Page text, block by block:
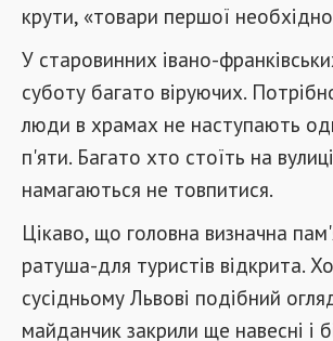
крути, «товари першої
У старовинних івано-
суботу багато віруючих.
люди в храмах не наступають
п'яти. Багато хто стоїть на
намагаються не товпитися.
Цікаво, що головна визначна
ратуша-для туристів відкрита.
сусідньому Львові подібний
майданчик закрили ще навесні і